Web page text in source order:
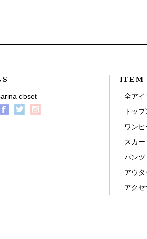
closet
ITEM
全アイ
トップ
ワンピ
スカー
パンツ
アウタ
アクセ